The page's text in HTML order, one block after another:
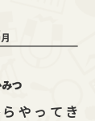
やってき